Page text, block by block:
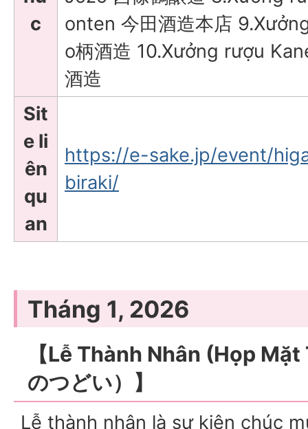
c
onten 今田酒造本店
o柄酒造 10.Xưởng rượu
酒造
Sit
e li
ên
qu
an
https://e-sake.jp/event/
biraki/
Tháng 1, 2026
【Lễ Thành Nhân (Họp
のつどい）】
Lễ thành nhân là sự kiện chúc